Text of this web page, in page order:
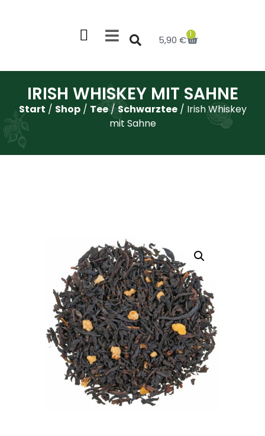
5,90 € 1
IRISH WHISKEY MIT SAHNE
Start / Shop/ Tee/Schwarztee/ Irish Whiskey
mit Sahne